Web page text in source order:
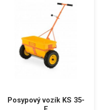
Posypový vozík KS 35-